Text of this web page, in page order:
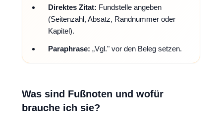
Direktes Zitat: Fundstelle angeben
(Seitenzahl, Absatz, Randnummer oder
Kapitel).
Paraphrase: „Vgl." vor den Beleg setzen.
Was sind Fußnoten und wofür
brauche ich sie?